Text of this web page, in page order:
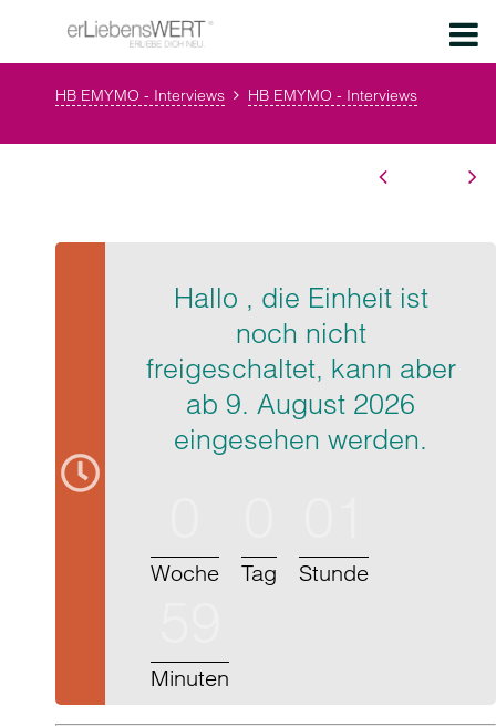
HB EMYMO - Interviews HB EMYMO - Interviews
Hallo , die Einheit ist
noch nicht
freigeschaltet, kann aber
ab 9. August 2026
eingesehen werden.
Woche Tag Stunde
Minuten